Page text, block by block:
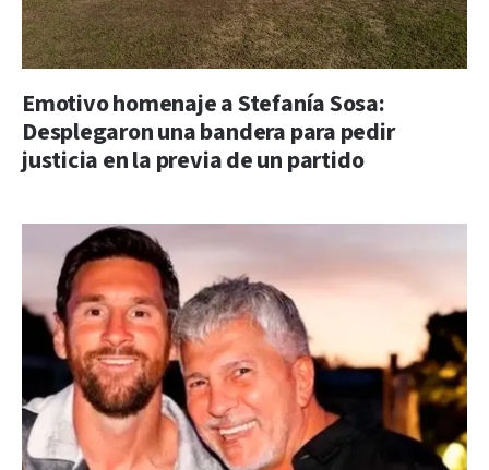
Emotivo homenaje a Stefanía Sosa:
Desplegaron una bandera para pedir
justicia en la previa de un partido